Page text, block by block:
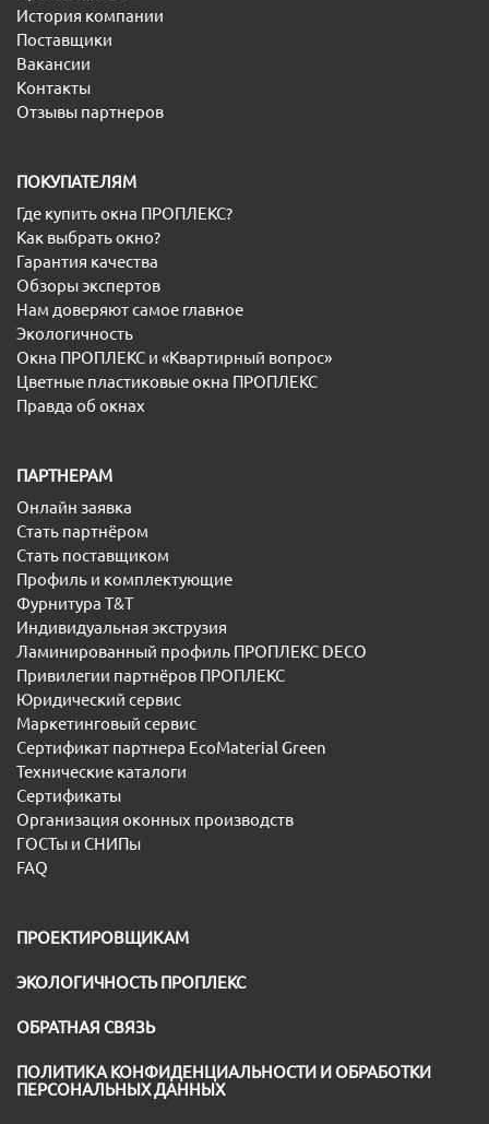
История компании
Поставщики
Вакансии
Контакты
Отзывы партнеров
ПОКУПАТЕЛЯМ
Где купить окна ПРОПЛЕКС?
Как выбрать окно?
Гарантия качества
Обзоры экспертов
Нам доверяют самое главное
Экологичность
Окна ПРОПЛЕКС и «Квартирный вопрос»
Цветные пластиковые окна ПРОПЛЕКС
Правда об окнах
ПАРТНЕРАМ
Онлайн заявка
Стать партнёром
Стать поставщиком
Профиль и комплектующие
Фурнитура T&T
Индивидуальная экструзия
Ламинированный профиль ПРОПЛЕКС DECO
Привилегии партнёров ПРОПЛЕКС
Юридический сервис
Маркетинговый сервис
Сертификат партнера EcoMaterial Green
Технические каталоги
Сертификаты
Организация оконных производств
ГОСТы и СНИПы
FAQ
ПРОЕКТИРОВЩИКАМ
ЭКОЛОГИЧНОСТЬ ПРОПЛЕКС
ОБРАТНАЯ СВЯЗЬ
ПОЛИТИКА КОНФИДЕНЦИАЛЬНОСТИ И ОБРАБОТКИ
ПЕРСОНАЛЬНЫХ ДАННЫХ